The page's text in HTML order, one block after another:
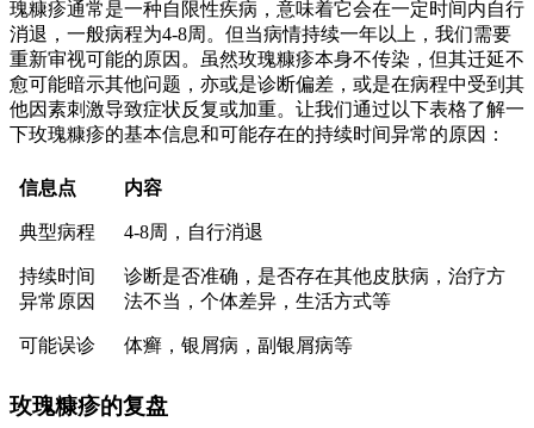
瑰糠疹通常是一种自限性疾病，意味着它会在一定时间内自行
消退，一般病程为4-8周。但当病情持续一年以上，我们需要
重新审视可能的原因。虽然玫瑰糠疹本身不传染，但其迁延不
愈可能暗示其他问题，亦或是诊断偏差，或是在病程中受到其
他因素刺激导致症状反复或加重。让我们通过以下表格了解一
下玫瑰糠疹的基本信息和可能存在的持续时间异常的原因：
信息点 内容
典型病程 4-8周，自行消退
持续时间
异常原因
诊断是否准确，是否存在其他皮肤病，治疗方
法不当，个体差异，生活方式等
可能误诊 体癣，银屑病，副银屑病等
玫瑰糠疹的复盘